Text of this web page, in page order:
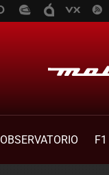
OBSERVATORIO F1